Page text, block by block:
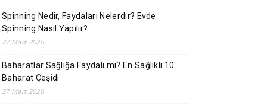
Spinning Nedir, Faydaları Nelerdir? Evde
Spinning Nasıl Yapılır?
27 Mart 2026
Baharatlar Sağlığa Faydalı mı? En Sağlıklı 10
Baharat Çeşidi
27 Mart 2026